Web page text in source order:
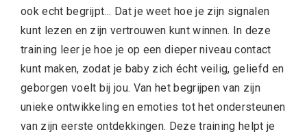
ook echt begrijpt… Dat je weet hoe je zijn signalen
kunt lezen en zijn vertrouwen kunt winnen. In deze
training leer je hoe je op een dieper niveau contact
kunt maken, zodat je baby zich écht veilig, geliefd en
geborgen voelt bij jou. Van het begrijpen van zijn
unieke ontwikkeling en emoties tot het ondersteunen
van zijn eerste ontdekkingen. Deze training helpt je